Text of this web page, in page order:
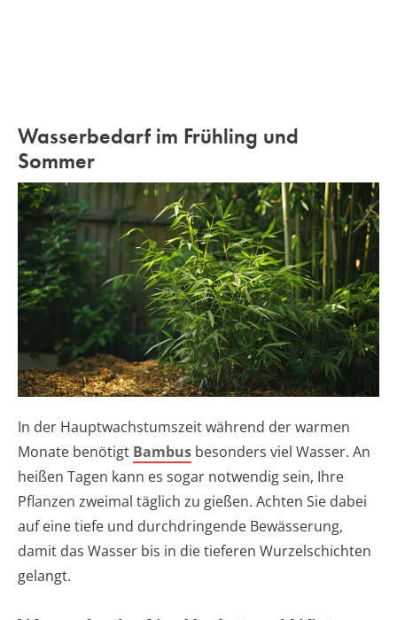
Wasserbedarf im Frühling und
Sommer
In der Hauptwachstumszeit während der warmen
Monate benötigt Bambus besonders viel Wasser. An
heißen Tagen kann es sogar notwendig sein, Ihre
Pflanzen zweimal täglich zu gießen. Achten Sie dabei
auf eine tiefe und durchdringende Bewässerung,
damit das Wasser bis in die tieferen Wurzelschichten
gelangt.